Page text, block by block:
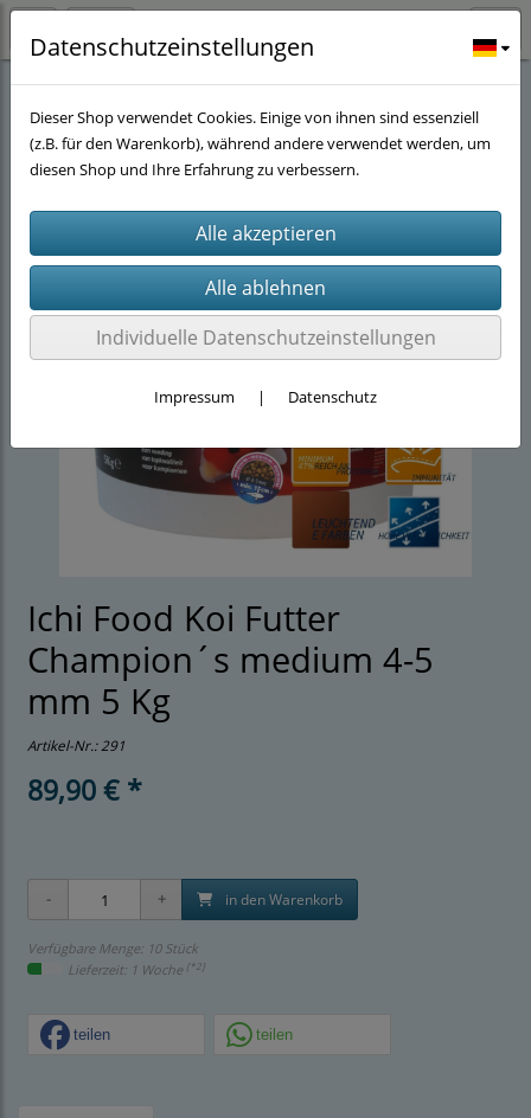
Stöwers-Teich Eck(40) Koifutter(29) Ichi Food(4)
Ichi Food Koi Futter
Champion´s medium 4-5
mm 5 Kg
Artikel-Nr.:291
89,90 € *
in den Warenkorb
Verfügbare Menge: 10 Stück
Lieferzeit: 1 Woche [*2]
teilen teilen
Datenschutzeinstellungen
Dieser Shop verwendet Cookies. Einige von ihnen sind essenziell
(z.B. für den Warenkorb), während andere verwendet werden, um
diesen Shop und Ihre Erfahrung zu verbessern.
Individuelle Datenschutzeinstellungen
Impressum | Datenschutz